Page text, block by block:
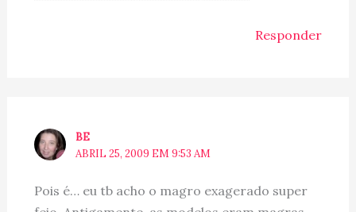
Responder
BE
ABRIL 25, 2009 EM 9:53 AM
Pois é… eu tb acho o magro exagerado super